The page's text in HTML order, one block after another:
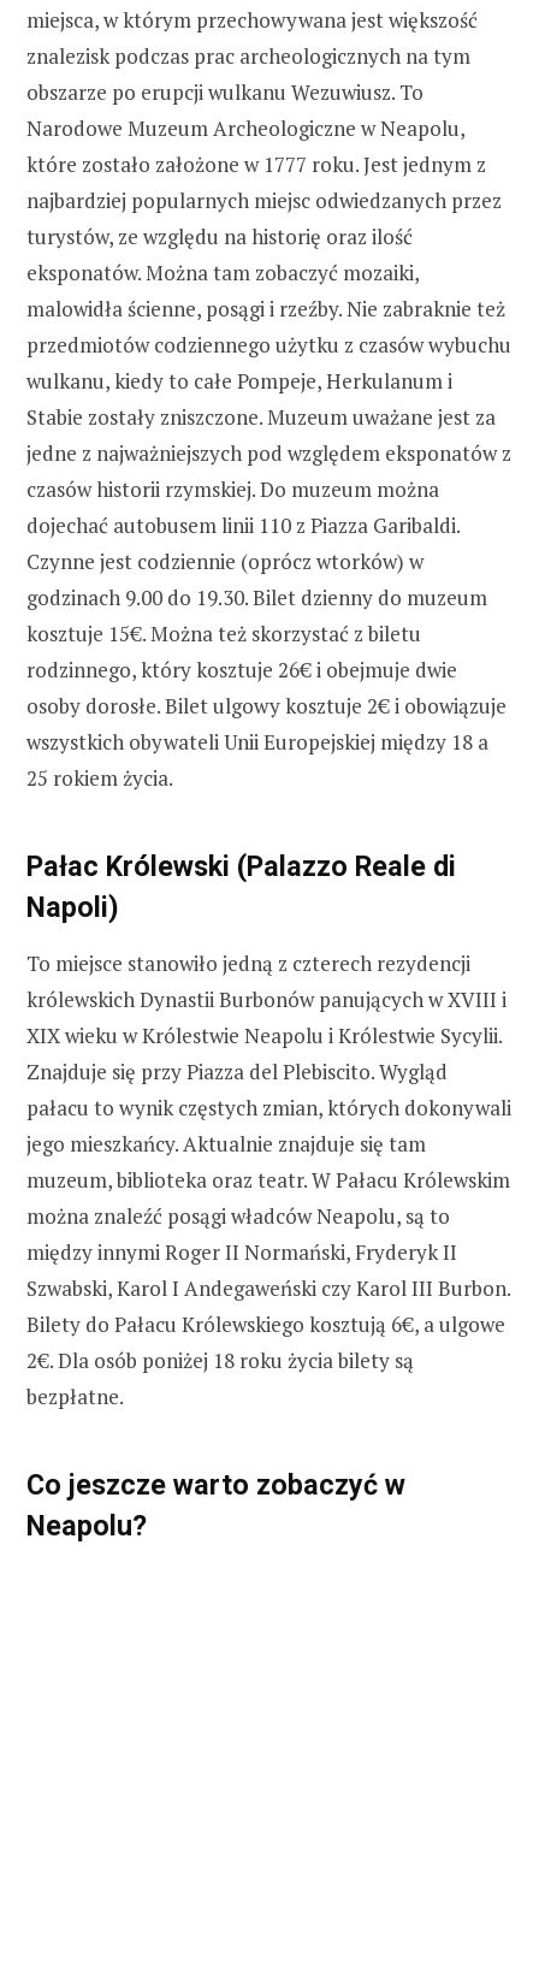
miejsca, w którym przechowywana jest większość
znalezisk podczas prac archeologicznych na tym
obszarze po erupcji wulkanu Wezuwiusz. To
Narodowe Muzeum Archeologiczne w Neapolu,
które zostało założone w 1777 roku. Jest jednym z
najbardziej popularnych miejsc odwiedzanych przez
turystów, ze względu na historię oraz ilość
eksponatów. Można tam zobaczyć mozaiki,
malowidła ścienne, posągi i rzeźby. Nie zabraknie też
przedmiotów codziennego użytku z czasów wybuchu
wulkanu, kiedy to całe Pompeje, Herkulanum i
Stabie zostały zniszczone. Muzeum uważane jest za
jedne z najważniejszych pod względem eksponatów z
czasów historii rzymskiej. Do muzeum można
dojechać autobusem linii 110 z Piazza Garibaldi.
Czynne jest codziennie (oprócz wtorków) w
godzinach 9.00 do 19.30. Bilet dzienny do muzeum
kosztuje 15€. Można też skorzystać z biletu
rodzinnego, który kosztuje 26€ i obejmuje dwie
osoby dorosłe. Bilet ulgowy kosztuje 2€ i obowiązuje
wszystkich obywateli Unii Europejskiej między 18 a
25 rokiem życia.
Pałac Królewski (Palazzo Reale di
Napoli)
To miejsce stanowiło jedną z czterech rezydencji
królewskich Dynastii Burbonów panujących w XVIII i
XIX wieku w Królestwie Neapolu i Królestwie Sycylii.
Znajduje się przy Piazza del Plebiscito. Wygląd
pałacu to wynik częstych zmian, których dokonywali
jego mieszkańcy. Aktualnie znajduje się tam
muzeum, biblioteka oraz teatr. W Pałacu Królewskim
można znaleźć posągi władców Neapolu, są to
między innymi Roger II Normański, Fryderyk II
Szwabski, Karol I Andegaweński czy Karol III Burbon.
Bilety do Pałacu Królewskiego kosztują 6€, a ulgowe
2€. Dla osób poniżej 18 roku życia bilety są
bezpłatne.
Co jeszcze warto zobaczyć w
Neapolu?